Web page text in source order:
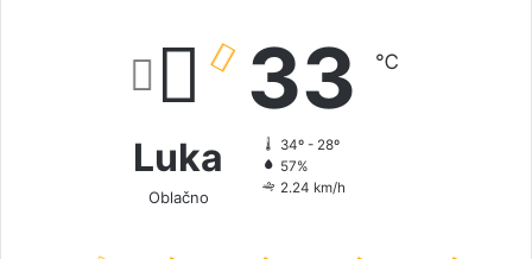
Luka
Oblačno
33 ℃
34º - 28º
57%
2.24 km/h